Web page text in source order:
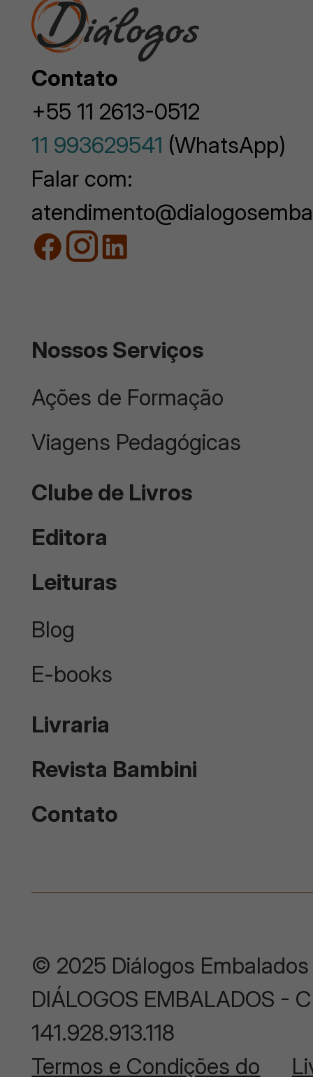
Contato
+55 11 2613-0512
11 993629541 (WhatsApp)
Falar com:
Nossos Serviços
Ações de Formação
Viagens Pedagógicas
Clube de Livros
Editora
Leituras
Blog
E-books
Livraria
Revista Bambini
Contato
© 2025 Diálogos Embalados
DIÁLOGOS EMBALADOS -
141.928.913.118
Termos e Condições do